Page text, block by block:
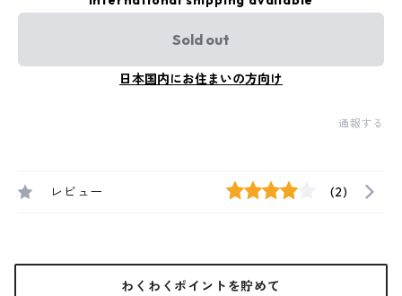
Sold out
日本国内にお住まいの方向け
通報する
レビュー (2)
わくわくポイントを貯めて